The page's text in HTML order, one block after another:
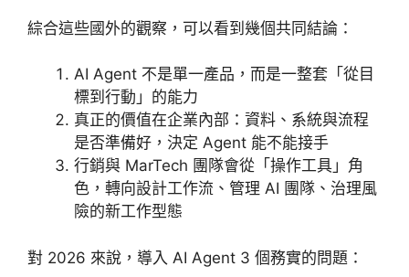
綜合這些國外的觀察，可以看到幾個共同結論：
AI Agent 不是單一產品，而是一整套「從目
標到行動」的能力
真正的價值在企業內部：資料、系統與流程
是否準備好，決定 Agent 能不能接手
行銷與 MarTech 團隊會從「操作工具」角
色，轉向設計工作流、管理 AI 團隊、治理風
險的新工作型態
對 2026 來說，導入 AI Agent 3 個務實的問題：